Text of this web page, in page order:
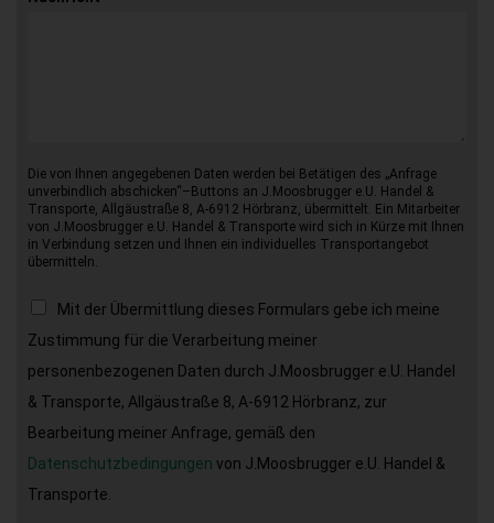
Die von Ihnen angegebenen Daten werden bei Betätigen des „Anfrage
unverbindlich abschicken“–Buttons an J.Moosbrugger e.U. Handel &
Transporte, Allgäustraße 8, A-6912 Hörbranz, übermittelt. Ein Mitarbeiter
von J.Moosbrugger e.U. Handel & Transporte wird sich in Kürze mit Ihnen
in Verbindung setzen und Ihnen ein individuelles Transportangebot
übermitteln.
Mit der Übermittlung dieses Formulars gebe ich meine
Zustimmung für die Verarbeitung meiner
personenbezogenen Daten durch J.Moosbrugger e.U. Handel
& Transporte, Allgäustraße 8, A-6912 Hörbranz, zur
Bearbeitung meiner Anfrage, gemäß den
Datenschutzbedingungen von J.Moosbrugger e.U. Handel &
Transporte.